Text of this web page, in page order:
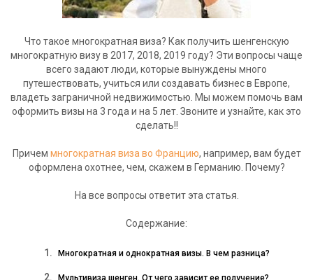
Что такое многократная виза? Как получить шенгенскую
многократную визу в 2017, 2018, 2019 году? Эти вопросы чаще
всего задают люди, которые вынуждены много
путешествовать, учиться или создавать бизнес в Европе,
владеть заграничной недвижимостью. Мы можем помочь вам
оформить визы на 3 года и на 5 лет. Звоните и узнайте, как это
сделать!!
Причем многократная виза во Францию, например, вам будет
оформлена охотнее, чем, скажем в Германию. Почему?
На все вопросы ответит эта статья.
Содержание:
Многократная и однократная визы. В чем разница?